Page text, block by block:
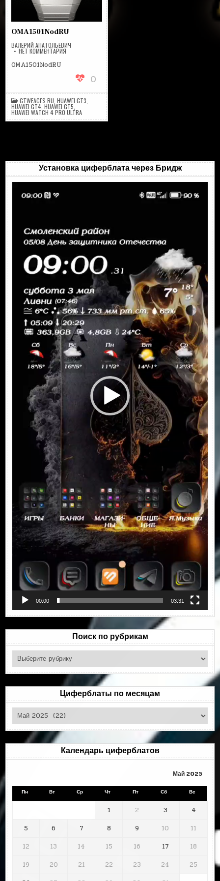
OMA1501NodRU
ВАЛЕРИЙ АНАТОЛЬЕВИЧ
НЕТ КОММЕНТАРИЯНА
OMA1501NodRU
0
GTWFACES.RU ,HUAWEI GT3
HUAWEI GT4 ,HUAWEI GT5
HUAWEI WATCH 4 PRO ULTRA
Установка циферблата через Бридж
00:00 03:31
Поиск по рубрикам
Поиск
по
рубрикам
Циферблаты по месяцам
Циферблаты
по
месяцам
Календарь циферблатов
Май 2025
Пн Вт Ср Чт Пт Сб Вс
1 2 3
4
5
6 7 8 9 10
11
12
13 14 15 16 17
18
19
20 21 22 23 24
25